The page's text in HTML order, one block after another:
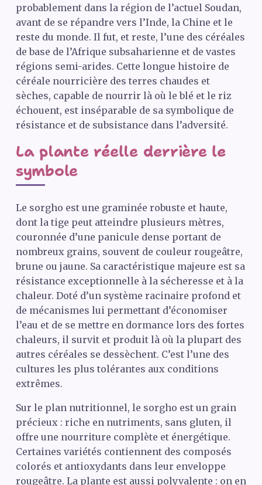
probablement dans la région de l’actuel Soudan,
avant de se répandre vers l’Inde, la Chine et le
reste du monde. Il fut, et reste, l’une des céréales
de base de l’Afrique subsaharienne et de vastes
régions semi-arides. Cette longue histoire de
céréale nourricière des terres chaudes et
sèches, capable de nourrir là où le blé et le riz
échouent, est inséparable de sa symbolique de
résistance et de subsistance dans l’adversité.
La plante réelle derrière le
symbole
Le sorgho est une graminée robuste et haute,
dont la tige peut atteindre plusieurs mètres,
couronnée d’une panicule dense portant de
nombreux grains, souvent de couleur rougeâtre,
brune ou jaune. Sa caractéristique majeure est sa
résistance exceptionnelle à la sécheresse et à la
chaleur. Doté d’un système racinaire profond et
de mécanismes lui permettant d’économiser
l’eau et de se mettre en dormance lors des fortes
chaleurs, il survit et produit là où la plupart des
autres céréales se dessèchent. C’est l’une des
cultures les plus tolérantes aux conditions
extrêmes.
Sur le plan nutritionnel, le sorgho est un grain
précieux : riche en nutriments, sans gluten, il
offre une nourriture complète et énergétique.
Certaines variétés contiennent des composés
colorés et antioxydants dans leur enveloppe
rougeâtre. La plante est aussi polyvalente : on en